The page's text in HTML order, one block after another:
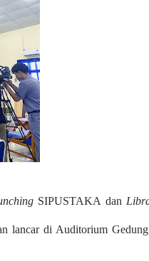
SIPUSTAKA dan
lancar di Auditorium